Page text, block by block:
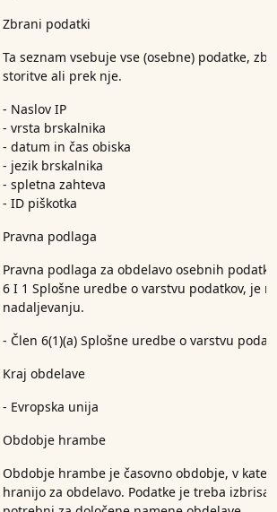
Zbrani podatki
Ta seznam vsebuje vse (osebne) podatke,
storitve ali prek nje.
- Naslov IP
- vrsta brskalnika
- datum in čas obiska
- jezik brskalnika
- spletna zahteva
- ID piškotka
Pravna podlaga
Pravna podlaga za obdelavo osebnih
6 I 1 Splošne uredbe o varstvu podatkov, je
nadaljevanju.
- Člen 6(1)(a) Splošne uredbe o varstvu
Kraj obdelave
- Evropska unija
Obdobje hrambe
Obdobje hrambe je časovno obdobje, v
hranijo za obdelavo. Podatke je treba